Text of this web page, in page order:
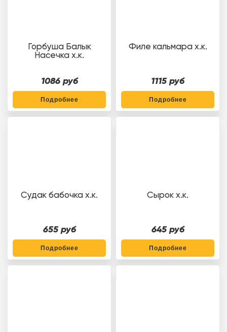
Горбуша Балык
Насечка х.к.
1086 руб
Подробнее
Филе кальмара х.к.
1115 руб
Подробнее
Судак бабочка х.к.
655 руб
Подробнее
Сырок х.к.
645 руб
Подробнее